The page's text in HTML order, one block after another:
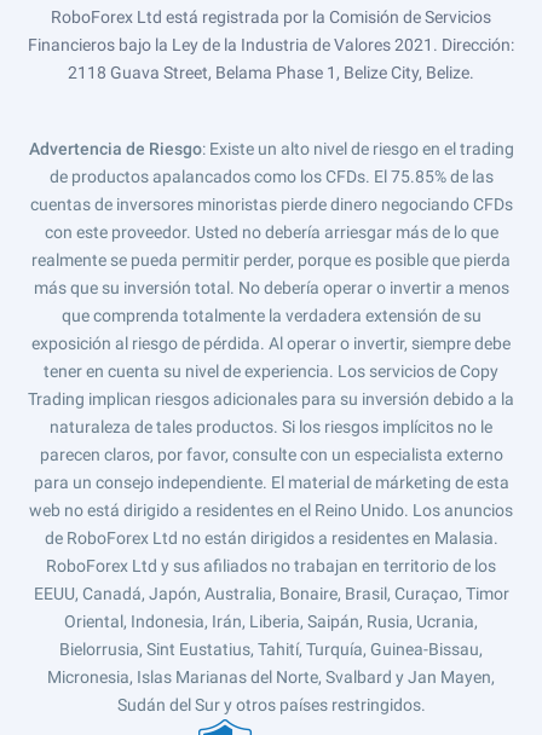
RoboForex Ltd está registrada por la Comisión de Servicios
Financieros bajo la Ley de la Industria de Valores 2021. Dirección:
2118 Guava Street, Belama Phase 1, Belize City, Belize.
Advertencia de Riesgo: Existe un alto nivel de riesgo en el trading
de productos apalancados como los CFDs. El 75.85% de las
cuentas de inversores minoristas pierde dinero negociando CFDs
con este proveedor. Usted no debería arriesgar más de lo que
realmente se pueda permitir perder, porque es posible que pierda
más que su inversión total. No debería operar o invertir a menos
que comprenda totalmente la verdadera extensión de su
exposición al riesgo de pérdida. Al operar o invertir, siempre debe
tener en cuenta su nivel de experiencia. Los servicios de Copy
Trading implican riesgos adicionales para su inversión debido a la
naturaleza de tales productos. Si los riesgos implícitos no le
parecen claros, por favor, consulte con un especialista externo
para un consejo independiente. El material de márketing de esta
web no está dirigido a residentes en el Reino Unido. Los anuncios
de RoboForex Ltd no están dirigidos a residentes en Malasia.
RoboForex Ltd y sus afiliados no trabajan en territorio de los
EEUU, Canadá, Japón, Australia, Bonaire, Brasil, Curaçao, Timor
Oriental, Indonesia, Irán, Liberia, Saipán, Rusia, Ucrania,
Bielorrusia, Sint Eustatius, Tahití, Turquía, Guinea-Bissau,
Micronesia, Islas Marianas del Norte, Svalbard y Jan Mayen,
Sudán del Sur y otros países restringidos.